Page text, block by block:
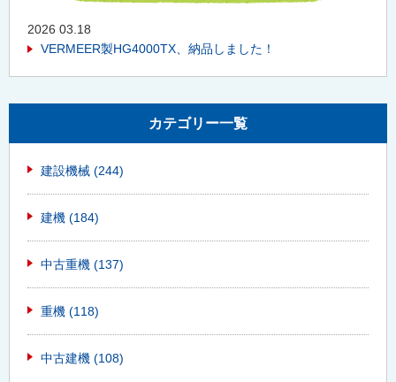
2026 03.18
VERMEER製HG4000TX、納品しました！
カテゴリー一覧
建設機械 (244)
建機 (184)
中古重機 (137)
重機 (118)
中古建機 (108)